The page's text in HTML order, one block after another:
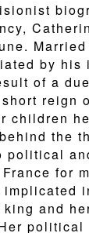
by
of a
reign
children
the
political
for
and